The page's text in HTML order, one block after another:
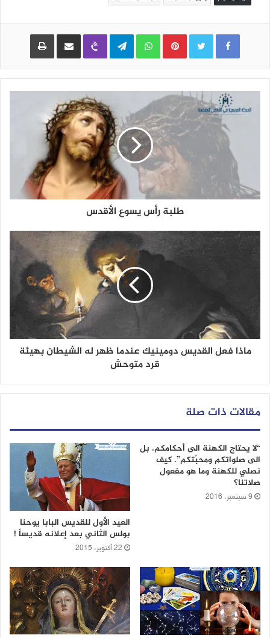
Pinterest
WhatsApp
Telegram
Viber مشاركة عبر البريد طباعة
طلبة رأس يسوع الأقدس
ماذا فعل القديس دومينيك عندما ظهر له الشيطان بهيئة
قرد متوحش
مقالات ذات صلة
“لا يحتاج الكهنة الى أحكامكم. بل
الى صلواتكم ومحبّتكم”. كيف
نصلي للكهنة وما هو مفعول
صلاتنا؟
9 سبتمبر، 2016
العيد الأول للقديس البابا يوحنا
بولس الثاني بعد إعلانه قديساً !
22 أكتوبر، 2015